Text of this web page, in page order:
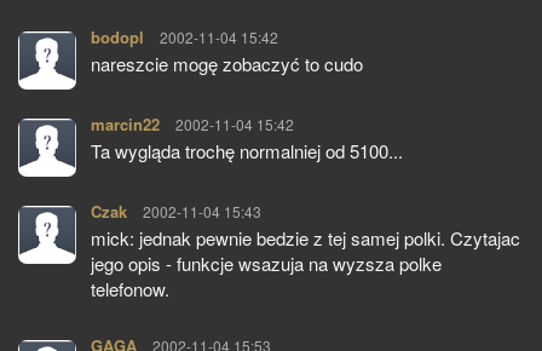
bodopl pisze:
2002-11-04 15:42
nareszcie mogę zobaczyć to cudo
marcin22 pisze:
2002-11-04 15:42
Ta wygląda trochę normalniej od 5100...
Czak pisze:
2002-11-04 15:43
mick: jednak pewnie bedzie z tej samej polki. Czytajac
jego opis - funkcje wsazuja na wyzsza polke
telefonow.
GAGA pisze:
2002-11-04 15:53